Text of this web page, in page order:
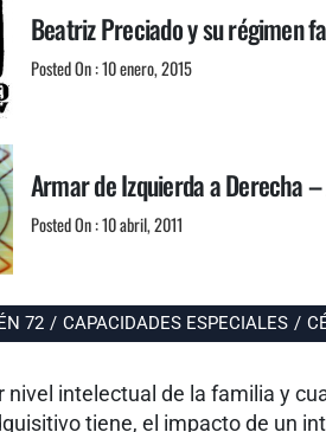
Beatriz Preciado y su régimen
Posted On : 10 enero, 2015
Armar de Izquierda a Derecha
Posted On : 10 abril, 2011
72 / CAPACIDADES ESPECIALES /
nivel intelectual de la familia y
tiene, el impacto de un